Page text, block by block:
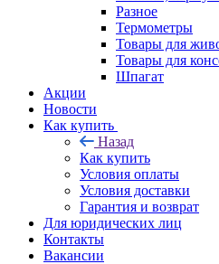
Разное
Термометры
Товары для
Товары для
Шпагат
Акции
Новости
Как купить
Назад
Как купить
Условия оплаты
Условия доставки
Гарантия и возврат
Для юридических лиц
Контакты
Вакансии